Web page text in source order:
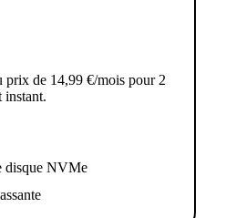
prix de 14,99 €/mois pour 2
instant.
disque NVMe